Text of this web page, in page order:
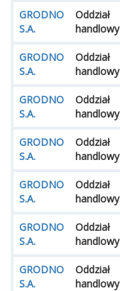
GRODNO
S.A.
Oddział
handlowy
GRODNO
S.A.
Oddział
handlowy
GRODNO
S.A.
Oddział
handlowy
GRODNO
S.A.
Oddział
handlowy
GRODNO
S.A.
Oddział
handlowy
GRODNO
S.A.
Oddział
handlowy
GRODNO
S.A.
Oddział
handlowy